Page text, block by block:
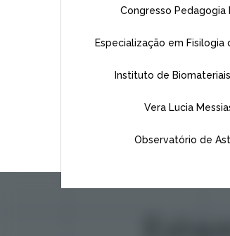
Congresso
Especialização em
Instituto de
Vera Lucia
Observatório de
Notícias